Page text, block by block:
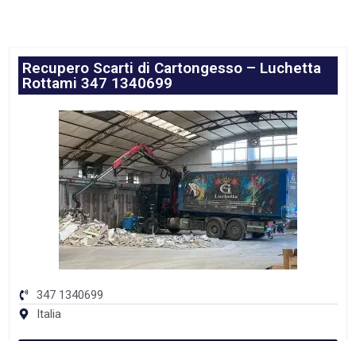
Recupero Scarti di Cartongesso – Luchetta
Rottami 347 1340699
347 1340699
Italia